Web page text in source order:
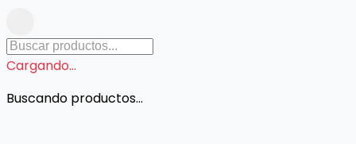
Cargando...
Buscando productos...